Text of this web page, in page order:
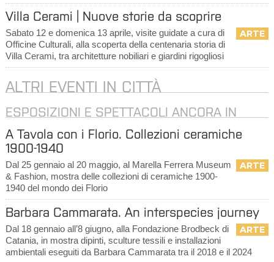
Villa Cerami | Nuove storie da scoprire
ARTE
Sabato 12 e domenica 13 aprile, visite guidate a cura di
Officine Culturali, alla scoperta della centenaria storia di
Villa Cerami, tra architetture nobiliari e giardini rigogliosi
ALTRI EVENTI IN CITTÀ
ESPOSIZIONI E SPETTACOLI ANCORA IN
CORSO
A Tavola con i Florio. Collezioni ceramiche
1900-1940
ARTE
Dal 25 gennaio al 20 maggio, al Marella Ferrera Museum
& Fashion, mostra delle collezioni di ceramiche 1900-
1940 del mondo dei Florio
Barbara Cammarata. An interspecies journey
ARTE
Dal 18 gennaio all’8 giugno, alla Fondazione Brodbeck di
Catania, in mostra dipinti, sculture tessili e installazioni
ambientali eseguiti da Barbara Cammarata tra il 2018 e il 2024